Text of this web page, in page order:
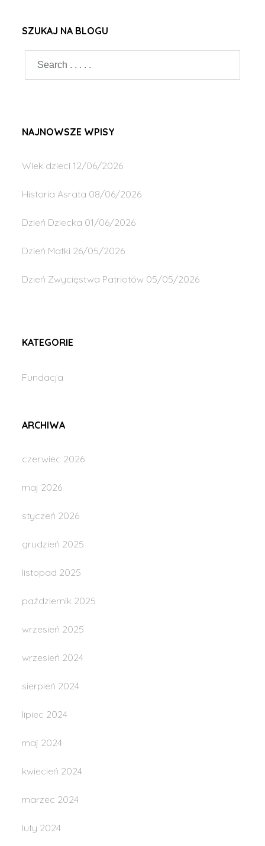
SZUKAJ NA BLOGU
NAJNOWSZE WPISY
Wiek dzieci 12/06/2026
Historia Asrata 08/06/2026
Dzień Dziecka 01/06/2026
Dzień Matki 26/05/2026
Dzień Zwycięstwa Patriotów 05/05/2026
KATEGORIE
Fundacja
ARCHIWA
czerwiec 2026
maj 2026
styczeń 2026
grudzień 2025
listopad 2025
październik 2025
wrzesień 2025
wrzesień 2024
sierpień 2024
lipiec 2024
maj 2024
kwiecień 2024
marzec 2024
luty 2024